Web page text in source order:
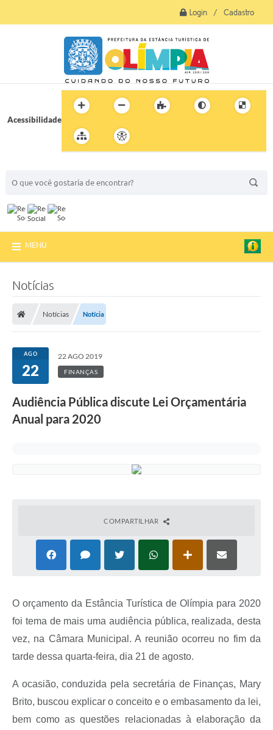
Login / Cadastro
Acessibilidade
MENU
Notícias
Notícias Notícia
AGO
22
22 AGO 2019
FINANÇAS
Audiência Pública discute Lei Orçamentária
Anual para 2020
COMPARTILHAR
O orçamento da Estância Turística de Olímpia para 2020
foi tema de mais uma audiência pública, realizada, desta
vez, na Câmara Municipal. A reunião ocorreu no fim da
tarde dessa quarta-feira, dia 21 de agosto.
A ocasião, conduzida pela secretária de Finanças, Mary
Brito, buscou explicar o conceito e o embasamento da lei,
bem como as questões relacionadas à elaboração da